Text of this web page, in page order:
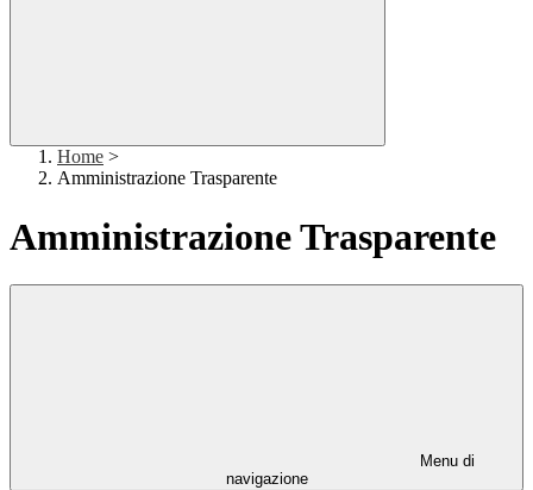
Home >
Amministrazione Trasparente
Amministrazione Trasparente
Menu di
navigazione